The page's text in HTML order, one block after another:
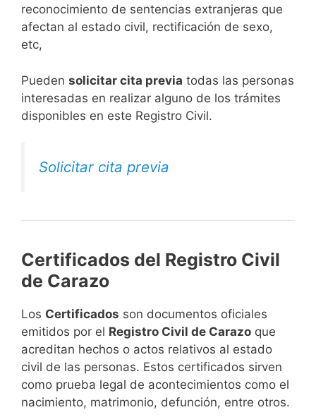
reconocimiento de sentencias extranjeras que
afectan al estado civil, rectificación de sexo,
etc,
​Pueden solicitar cita previa todas las personas
interesadas en realizar alguno de los trámites
disponibles en este Registro Civil.​
Solicitar cita previa
Certificados del Registro Civil
de Carazo
Los Certificados son documentos oficiales
emitidos por el Registro Civil de Carazo que
acreditan hechos o actos relativos al estado
civil de las personas. Estos certificados sirven
como prueba legal de acontecimientos como el
nacimiento, matrimonio, defunción, entre otros.